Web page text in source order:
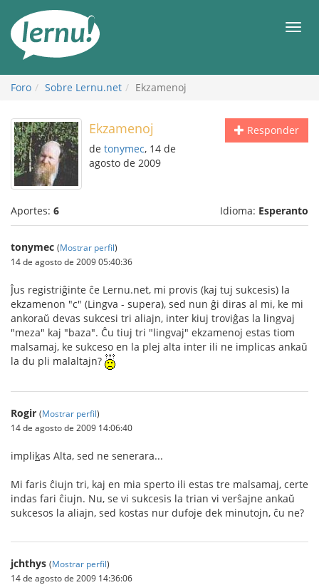
Foro Sobre Lernu.net Ekzamenoj
Responder
Ekzamenoj
de tonymec, 14 de
agosto de 2009
Aportes: 6 Idioma: Esperanto
tonymec (Mostrar perfil)
14 de agosto de 2009 05:40:36
Ĵus registriĝinte ĉe Lernu.net, mi provis (kaj tuj sukcesis) la
ekzamenon "c" (Lingva - supera), sed nun ĝi diras al mi, ke mi
ankoraŭ devas sukcesi tri aliajn, inter kiuj troviĝas la lingvaj
"meza" kaj "baza". Ĉu tiuj tri "lingvaj" ekzamenoj estas tiom
malsamaj, ke sukceso en la plej alta inter ili ne implicas ankaŭ
la du pli malaltajn?
Rogir (Mostrar perfil)
14 de agosto de 2009 14:06:40
implikas Alta, sed ne senerara...
Mi faris ĉiujn tri, kaj en mia sperto ili estas tre malsamaj, certe
indas fari ĉiujn. Nu, se vi sukcesis la trian vi verŝajne ankaŭ
sukcesos la aliajn, sed kostas nur dufoje dek minutojn, ĉu ne?
jchthys (Mostrar perfil)
14 de agosto de 2009 14:36:06